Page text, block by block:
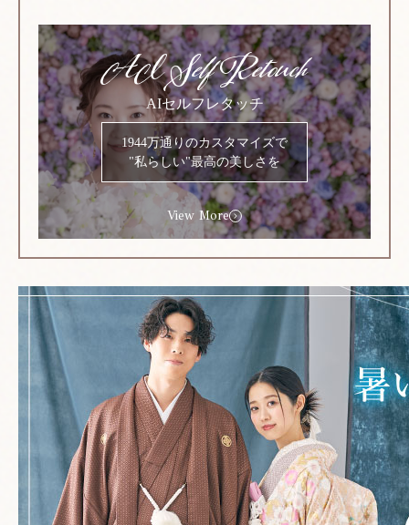
AI Self Retouch
AIセルフレタッチ
1944万通りのカスタマイズで
"私らしい"最高の美しさを
View More